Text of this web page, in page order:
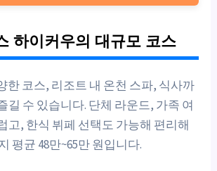
하이커우의 대규모 코스
한 코스, 리조트 내 온천 스파, 식사까
길 수 있습니다. 단체 라운드, 가족 여
고, 한식 뷔페 선택도 가능해 편리해
평균 48만~65만 원입니다.